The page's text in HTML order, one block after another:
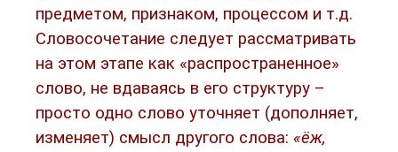
предметом, признаком, процессом и т.д.
Словосочетание следует рассматривать
на этом этапе как «распространенное»
слово, не вдаваясь в его структуру –
просто одно слово уточняет (дополняет,
изменяет) смысл другого слова: «ёж,